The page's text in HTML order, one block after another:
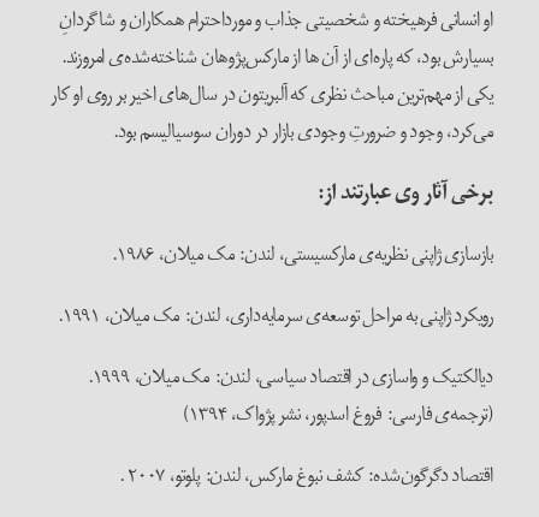
او انسانی فرهیخته و شخصیتی جذاب و مورداحترام همکاران و شاگردانِ
بسیارش بود، که پاره‌ای از آن ها از مارکس‌پژوهان شناخته‌شده‌ی امروزند.
یکی از مهم‌ترین مباحث نظری که آلبریتون در سال‌های اخیر بر روی او کار
می‌کرد، وجود و ضرورتِ وجودی بازار در دوران سوسیالیسم بود.
برخی آثار وی عبارتند از:
بازسازی ژاپنی نظریه‌ی مارکسیستی، لندن: مک میلان، ۱۹۸۶.
رویکرد ژاپنی به مراحل توسعه‌ی سرمایه‌داری، لندن: مک میلان، ۱۹۹۱.
دیالکتیک و واسازی در اقتصاد سیاسی، لندن: مک میلان، ۱۹۹۹.
(ترجمه‌ی فارسی: فروغ اسدپور، نشر پژواک، ۱۳۹۴)
اقتصاد دگرگون‌شده: کشف نبوغ مارکس، لندن: پلوتو، ۲۰۰۷ .